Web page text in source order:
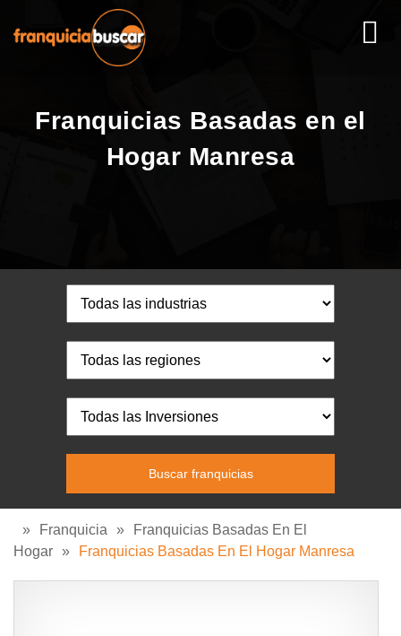
Franquicias Basadas en el
Hogar Manresa
» Franquicia »
Franquicias Basadas En El
Hogar » Franquicias Basadas En El Hogar Manresa